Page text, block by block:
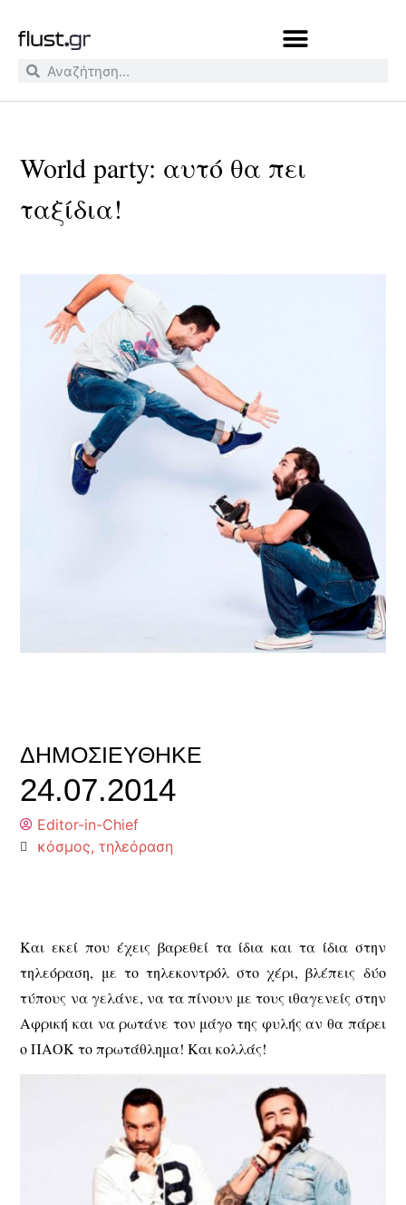
World party: αυτό θα πει
ταξίδια!
ΔΗΜΟΣΙΕΎΘΗΚΕ
24.07.2014
Editor-in-Chief
κόσμος,τηλεόραση
Και εκεί που έχεις βαρεθεί τα ίδια και τα ίδια στην
τηλεόραση, με το τηλεκοντρόλ στο χέρι, βλέπεις δύο
τύπους να γελάνε, να τα πίνουν με τους ιθαγενείς στην
Αφρική και να ρωτάνε τον μάγο της φυλής αν θα πάρει
ο ΠΑΟΚ το πρωτάθλημα! Και κολλάς!